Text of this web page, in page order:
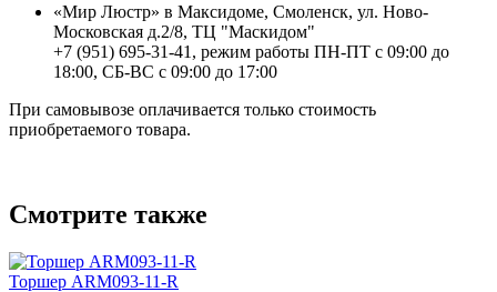
«Мир Люстр» в Максидоме, Смоленск, ул. Ново-
Московская д.2/8, ТЦ "Маскидом"
+7 (951) 695-31-41, режим работы ПН-ПТ с 09:00 до
18:00, СБ-ВС с 09:00 до 17:00
При самовывозе оплачивается только стоимость
приобретаемого товара.
Смотрите также
Торшер ARM093-11-R